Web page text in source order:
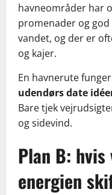
havneområder har
promenader og god
vandet, og der er
og kajer.
En havnerute
udendørs date
Bare tjek
og sidevind.
Plan B:
energien